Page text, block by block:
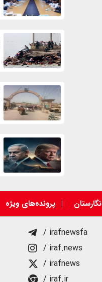
نگارستان پرونده‌های ویژه
/ irafnewsfa
/ iraf.news
/ irafnews
/ iraf.ir